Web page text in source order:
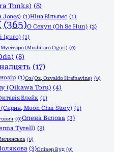
Tonks) (8)
Jones) (1)Ніна Вільямс (1)
(365)О Сехун (Oh Se Hun) (2)
Iguro) (1)
Мусітаро (Mushitaro Oguri) (0)
(8)
(17)
(1)Оз (Oz, Ozvaldo Hrafnavins) (0)
(Oikawa Toru) (4)
Блейк (1)
Moon Chai Story) (1)
(0)Олена Бєлова (3)
Tyrell) (3)
(0)
(3)Олівер Вуд (0)